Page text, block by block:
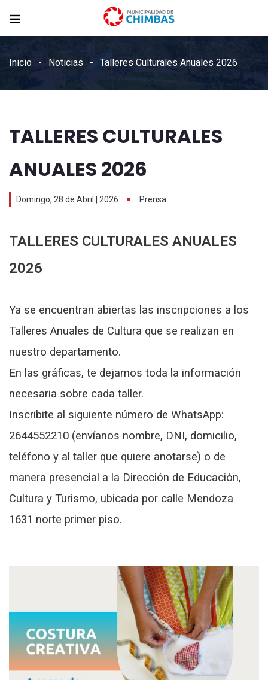
Inicio Noticias Talleres Culturales Anuales 2026
TALLERES CULTURALES
ANUALES 2026
Domingo, 28 de Abril | 2026 Prensa
TALLERES CULTURALES ANUALES
2026
Ya se encuentran abiertas las inscripciones a los
Talleres Anuales de Cultura que se realizan en
nuestro departamento.
En las gráficas, te dejamos toda la información
necesaria sobre cada taller.
Inscribite al siguiente número de WhatsApp:
2644552210 (envíanos nombre, DNI, domicilio,
teléfono y al taller que quiere anotarse) o de
manera presencial a la Dirección de Educación,
Cultura y Turismo, ubicada por calle Mendoza
1631 norte primer piso.